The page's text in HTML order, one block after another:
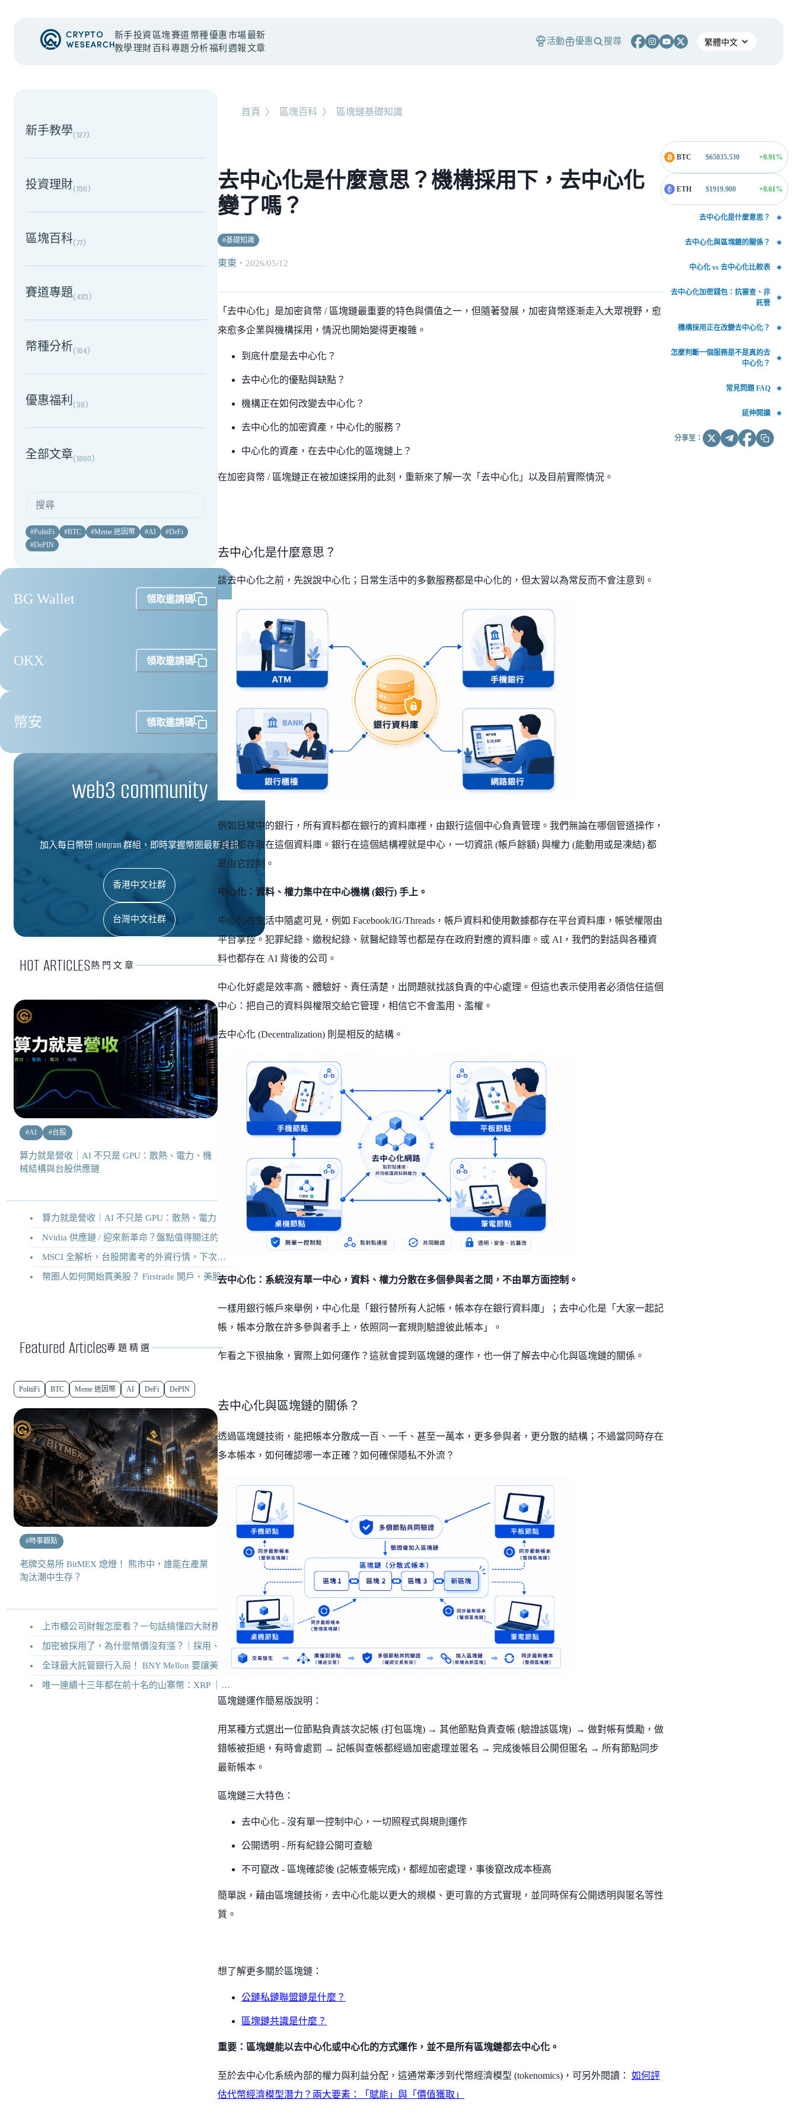
新手
教學
投資
理財
區塊
百科
賽道
專題
幣種
分析
優惠
福利
市場
週報
最新
文章
活動 優惠 搜尋
NEW EVENT
新手教學(127)
投資理財(150)
區塊百科(77)
賽道專題(435)
幣種分析(164)
優惠福利(38)
全部文章(1860)
#PolitiFi #BTC #Meme 迷因幣 #AI #DeFi
#DePIN
BG Wallet 領取邀請碼
OKX 領取邀請碼
幣安 領取邀請碼
web3 community
加入每日幣研 Telegram 群組，即時掌握幣圈最新資訊
香港中文社群
台灣中文社群
HOT ARTICLES熱門文章
#AI #台股
算力就是營收｜AI 不只是 GPU：散熱、電力、機
械結構與台股供應鏈
算力就是營收｜AI 不只是 GPU：散熱、電力、機械結構與台股供應鏈
Nvidia 供應鏈 / 迎來新革命？盤點值得關注的二十家供應鏈企業
MSCI 全解析，台股開書考的外資行情，下次調整你準備好了嗎？
幣圈人如何開始買美股？ Firstrade 開戶、美股交易機制完整教學
Featured Articles專題精選
PolitiFi BTC Meme 迷因幣 AI DeFi DePIN
#時事觀點
老牌交易所 BitMEX 熄燈！ 熊市中，誰能在產業
淘汰潮中生存？
上市櫃公司財報怎麼看？一句話搞懂四大財務報表
加密被採用了，為什麼幣價沒有漲？｜採用、收入與代幣價值捕獲
全球最大託管銀行入局！ BNY Mellon 要讓美債交易 24/7 不打烊
唯一連續十三年都在前十名的山寨幣：XRP ｜Ripple 2026 介紹
首頁 〉 區塊百科 〉 區塊鏈基礎知識
去中心化是什麼意思？機構採用下，去中心化
變了嗎？
#基礎知識
東東 ・ 2026/05/12
「去中心化」是加密貨幣 / 區塊鏈最重要的特色與價值之一，但隨著發展，加密貨幣逐漸走入大眾視野，愈
來愈多企業與機構採用，情況也開始變得更複雜。
到底什麼是去中心化？
去中心化的優點與缺點？
機構正在如何改變去中心化？
去中心化的加密資產，中心化的服務？
中心化的資產，在去中心化的區塊鏈上？
在加密貨幣 / 區塊鏈正在被加速採用的此刻，重新來了解一次「去中心化」以及目前實際情況。
去中心化是什麼意思？
談去中心化之前，先說說中心化；日常生活中的多數服務都是中心化的，但太習以為常反而不會注意到。
例如日常中的銀行，所有資料都在銀行的資料庫裡，由銀行這個中心負責管理。我們無論在哪個管道操作，
資料都存取在這個資料庫。銀行在這個結構裡就是中心，一切資訊 (帳戶餘額) 與權力 (能動用或是凍結) 都
是由它控制。
中心化：資料、權力集中在中心機構 (銀行) 手上。
中心化在生活中隨處可見，例如 Facebook/IG/Threads，帳戶資料和使用數據都存在平台資料庫，帳號權限由
平台掌控。犯罪紀錄、繳稅紀錄、就醫紀錄等也都是存在政府對應的資料庫。或 AI，我們的對話與各種資
料也都存在 AI 背後的公司。
中心化好處是效率高、體驗好、責任清楚，出問題就找該負責的中心處理。但這也表示使用者必須信任這個
中心：把自己的資料與權限交給它管理，相信它不會濫用、濫權。
去中心化 (Decentralization) 則是相反的結構。
去中心化：系統沒有單一中心，資料、權力分散在多個參與者之間，不由單方面控制。
一樣用銀行帳戶來舉例，中心化是「銀行替所有人記帳，帳本存在銀行資料庫」；去中心化是「大家一起記
帳，帳本分散在許多參與者手上，依照同一套規則驗證彼此帳本」。
乍看之下很抽象，實際上如何運作？這就會提到區塊鏈的運作，也一併了解去中心化與區塊鏈的關係。
去中心化與區塊鏈的關係？
透過區塊鏈技術，能把帳本分散成一百、一千、甚至一萬本，更多參與者，更分散的結構；不過當同時存在
多本帳本，如何確認哪一本正確？如何確保隱私不外流？
區塊鏈運作簡易版說明：
用某種方式選出一位節點負責該次記帳 (打包區塊) → 其他節點負責查帳 (驗證該區塊) → 做對帳有獎勵，做
錯帳被拒絕，有時會處罰 → 記帳與查帳都經過加密處理並匿名 → 完成後帳目公開但匿名 → 所有節點同步
最新帳本。
區塊鏈三大特色：
去中心化 - 沒有單一控制中心，一切照程式與規則運作
公開透明 - 所有紀錄公開可查驗
不可竄改 - 區塊確認後 (記帳查帳完成)，都經加密處理，事後竄改成本極高
簡單說，藉由區塊鏈技術，去中心化能以更大的規模、更可靠的方式實現，並同時保有公開透明與匿名等性
質。
想了解更多關於區塊鏈：
公鏈私鏈聯盟鏈是什麼？
區塊鏈共識是什麼？
重要：區塊鏈能以去中心化或中心化的方式運作，並不是所有區塊鏈都去中心化。
至於去中心化系統內部的權力與利益分配，這通常牽涉到代幣經濟模型 (tokenomics)，可另外閱讀： 如何評
估代幣經濟模型潛力？兩大要素：「賦能」與「價值獲取」
BTC $65035.530 +0.91%
ETH $1919.900 +0.61%
去中心化是什麼意思？
去中心化與區塊鏈的關係？
中心化 vs 去中心化比較表
去中心化加密錢包：抗審查、非
託管
機構採用正在改變去中心化？
怎麼判斷一個服務是不是真的去
中心化？
常見問題 FAQ
延伸閱讀
分享至：